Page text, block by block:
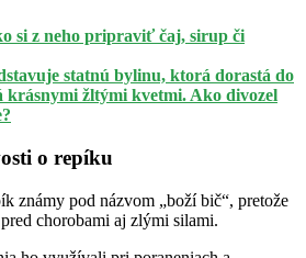
si z neho pripraviť čaj, sirup či
statnú bylinu, ktorá dorastá do
krásnymi žltými kvetmi. Ako divozel
o repíku
známy pod názvom „boží bič“, pretože
chorobami aj zlými silami.